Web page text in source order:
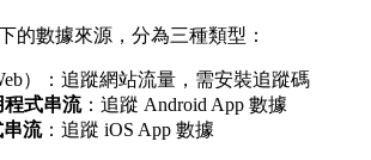
的數據來源，分為三種類型：
）：追蹤網站流量，需安裝追蹤碼
式串流：追蹤 Android App 數據
串流：追蹤 iOS App 數據